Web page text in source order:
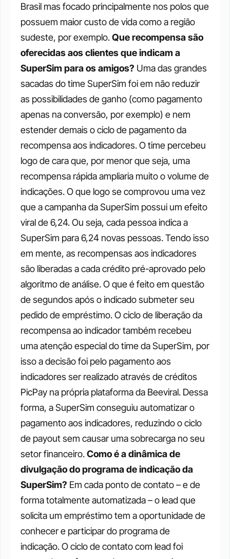
Brasil mas focado principalmente nos polos que
possuem maior custo de vida como a região
sudeste, por exemplo.Que recompensa são
oferecidas aos clientes que indicam a
SuperSim para os amigos? Uma das grandes
sacadas do time SuperSim foi em não reduzir
as possibilidades de ganho (como pagamento
apenas na conversão, por exemplo) e nem
estender demais o ciclo de pagamento da
recompensa aos indicadores.O time percebeu
logo de cara que, por menor que seja, uma
recompensa rápida ampliaria muito o volume de
indicações. O que logo se comprovou uma vez
que a campanha da SuperSim possui um efeito
viral de 6,24. Ou seja, cada pessoa indica a
SuperSim para 6,24 novas pessoas.Tendo isso
em mente, as recompensas aos indicadores
são liberadas a cada crédito pré-aprovado pelo
algoritmo de análise. O que é feito em questão
de segundos após o indicado submeter seu
pedido de empréstimo.O ciclo de liberação da
recompensa ao indicador também recebeu
uma atenção especial do time da SuperSim, por
isso a decisão foi pelo pagamento aos
indicadores ser realizado através de créditos
PicPay na própria plataforma da Beeviral. Dessa
forma, a SuperSim conseguiu automatizar o
pagamento aos indicadores, reduzindo o ciclo
de payout sem causar uma sobrecarga no seu
setor financeiro.Como é a dinâmica de
divulgação do programa de indicação da
SuperSim? Em cada ponto de contato – e de
forma totalmente automatizada – o lead que
solicita um empréstimo tem a oportunidade de
conhecer e participar do programa de
indicação.O ciclo de contato com lead foi